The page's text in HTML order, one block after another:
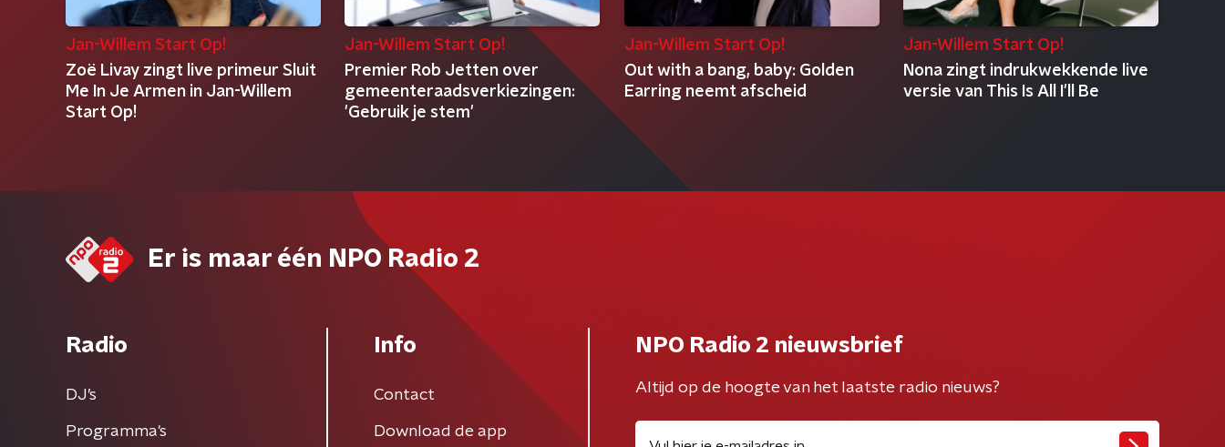
Jan-Willem Start Op!
Zoë Livay zingt live primeur Sluit
Me In Je Armen in Jan-Willem
Start Op!
Jan-Willem Start Op!
Premier Rob Jetten over
gemeenteraadsverkiezingen:
'Gebruik je stem'
Jan-Willem Start Op!
Out with a bang, baby: Golden
Earring neemt afscheid
Jan-Willem Start Op!
Nona zingt indrukwekkende live
versie van This Is All I'll Be
Er is maar één NPO Radio 2
Radio
DJ’s
Programma's
Info
Contact
Download de app
NPO Radio 2 nieuwsbrief
Altijd op de hoogte van het laatste radio nieuws?